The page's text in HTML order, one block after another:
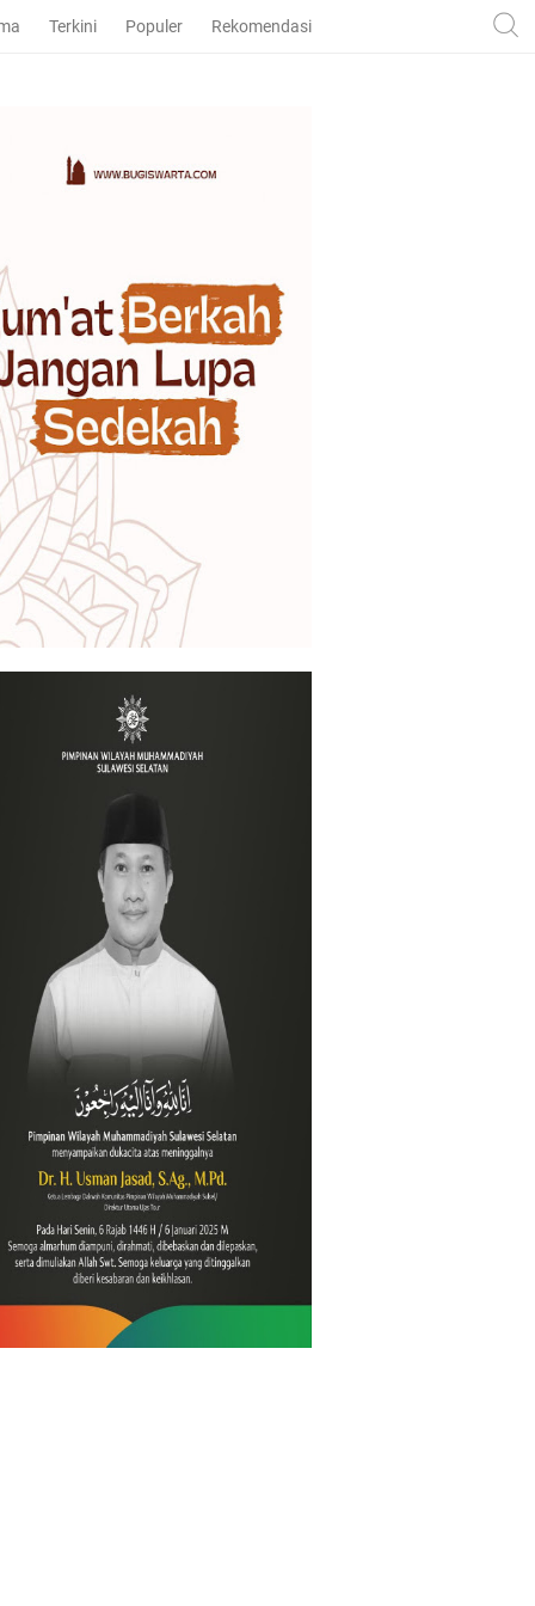
Terkini Populer Rekomendasi